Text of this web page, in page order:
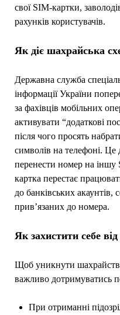
свої SIM-картки,
рахунків користувачів.
Як діє шахрайська
Державна служба
інформації України
за фахівців мобільних
активувати “додаткові
після чого просять
символів на телефоні.
перенести номер на іншу
картка перестає
до банківських акаунтів,
прив’язаних до номера.
Як захистити себе
Щоб уникнути
важливо дотримуватись
При отриманні